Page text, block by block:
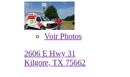
VoirPhotos
2606 E Hwy 31
Kilgore, TX 75662